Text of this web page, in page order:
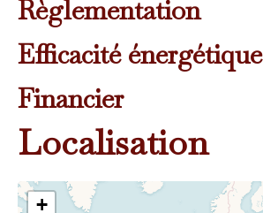
Règlementation
Efficacité énergétique
Financier
Localisation
+